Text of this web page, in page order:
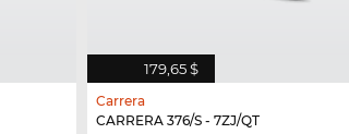
179,65 $
Carrera
CARRERA 376/S - 7ZJ/QT